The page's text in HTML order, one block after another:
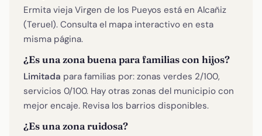
Ermita vieja Virgen de los Pueyos está en Alcañiz
(Teruel). Consulta el mapa interactivo en esta
misma página.
¿Es una zona buena para familias con hijos?
Limitada para familias por: zonas verdes 2/100,
servicios 0/100. Hay otras zonas del municipio con
mejor encaje. Revisa los barrios disponibles.
¿Es una zona ruidosa?